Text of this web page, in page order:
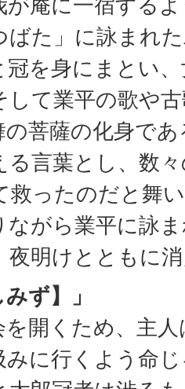
ばた」に詠まれ
冠を身にまとい
して業平の歌や
菩薩の化身で
る言葉とし、数
救ったのだと舞
ながら業平に詠
夜明けとともに
ず】」
を開くため、主
みに行くよう命